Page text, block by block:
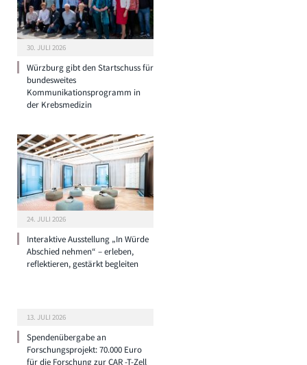
30. JULI 2026
Würzburg gibt den Startschuss für
bundesweites
Kommunikationsprogramm in
der Krebsmedizin
24. JULI 2026
Interaktive Ausstellung „In Würde
Abschied nehmen“ – erleben,
reflektieren, gestärkt begleiten
13. JULI 2026
Spendenübergabe an
Forschungsprojekt: 70.000 Euro
für die Forschung zur CAR -T-Zell